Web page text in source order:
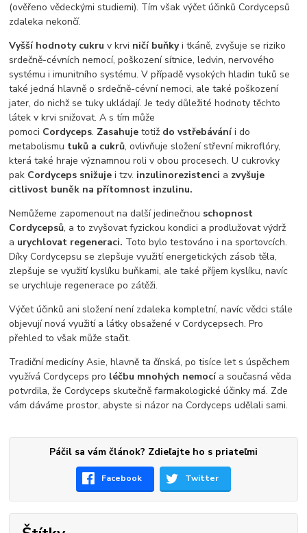
(ověřeno vědeckými studiemi). Tím však výčet účinků Cordycepsů
zdaleka nekončí.
Vyšší hodnoty cukru v krvi ničí buňkyi tkáně, zvyšuje se riziko
srdečně-cévních nemocí, poškození sítnice, ledvin, nervového
systému i imunitního systému. V případě vysokých hladin tuků se
také jedná hlavně o srdečně-cévní nemoci, ale také poškození
jater, do nichž se tuky ukládají. Je tedy důležité hodnoty těchto
látek v krvi snižovat. A s tím může
pomoci Cordyceps. Zasahuje totiž do vstřebáváníi do
metabolismu tuků a cukrů, ovlivňuje složení střevní mikroflóry,
která také hraje významnou roli v obou procesech. U cukrovky
pak Cordyceps snižuje i tzv. inzulinorezistenci a zvyšuje
citlivost buněk na přítomnost inzulinu.
Nemůžeme zapomenout na další jedinečnou schopnost
Cordycepsů, a to zvyšovat fyzickou kondici a prodlužovat výdrž
a urychlovat regeneraci. Toto bylo testováno i na sportovcích.
Díky Cordycepsu se zlepšuje využití energetických zásob těla,
zlepšuje se využití kyslíku buňkami, ale také příjem kyslíku, navíc
se urychluje regenerace po zátěži.
Výčet účinků ani složení není zdaleka kompletní, navíc vědci stále
objevují nová využití a látky obsažené v Cordycepsech. Pro
přehled to však může stačit.
Tradiční medicíny Asie, hlavně ta čínská, po tisíce let s úspěchem
využívá Cordyceps pro léčbu mnohých nemocía současná věda
potvrdila, že Cordyceps skutečně farmakologické účinky má. Zde
vám dáváme prostor, abyste si názor na Cordyceps udělali sami.
Páčil sa vám článok? Zdieľajte ho s priateľmi
Facebook Twitter